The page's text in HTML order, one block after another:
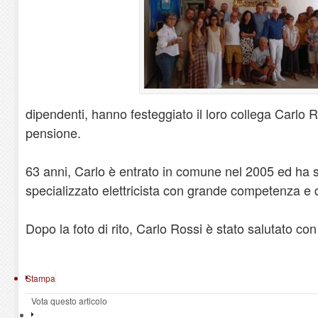
dipendenti, hanno festeggiato il loro collega Carlo
pensione.
63 anni, Carlo è entrato in comune nel 2005 ed ha
specializzato elettricista con grande competenza e
Dopo la foto di rito, Carlo Rossi è stato salutato
Stampa
Vota questo articolo